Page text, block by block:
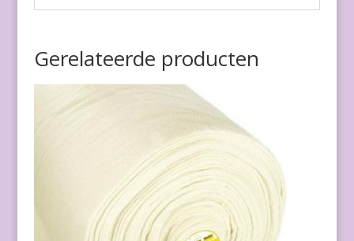
Gerelateerde producten